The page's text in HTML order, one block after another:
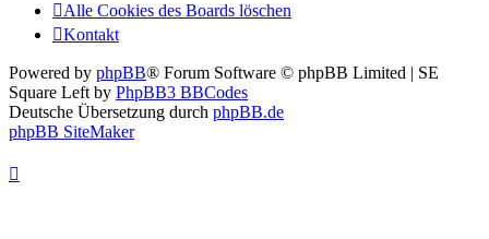
Alle Cookies des Boards löschen
Kontakt
Powered by phpBB® Forum Software © phpBB Limited | SE
Square Left by PhpBB3 BBCodes
Deutsche Übersetzung durch phpBB.de
phpBB SiteMaker